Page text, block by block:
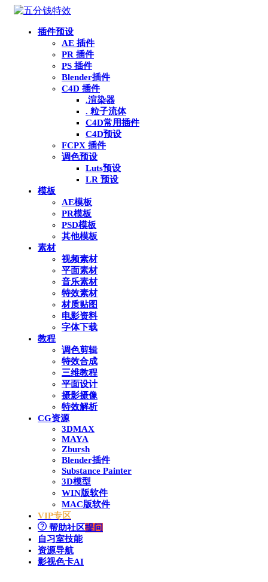
插件预设
AE 插件
PR 插件
PS 插件
Blender插件
C4D 插件
.渲染器
. 粒子流体
C4D常用插件
C4D预设
FCPX 插件
调色预设
Luts预设
LR 预设
模板
AE模板
PR模板
PSD模板
其他模板
素材
视频素材
平面素材
音乐素材
特效素材
材质贴图
电影资料
字体下载
教程
调色剪辑
特效合成
三维教程
平面设计
摄影摄像
特效解析
CG资源
3DMAX
MAYA
Zbursh
Blender插件
Substance Painter
3D模型
WIN版软件
MAC版软件
VIP专区
帮助社区提问
自习室技能
资源导航
影视色卡AI